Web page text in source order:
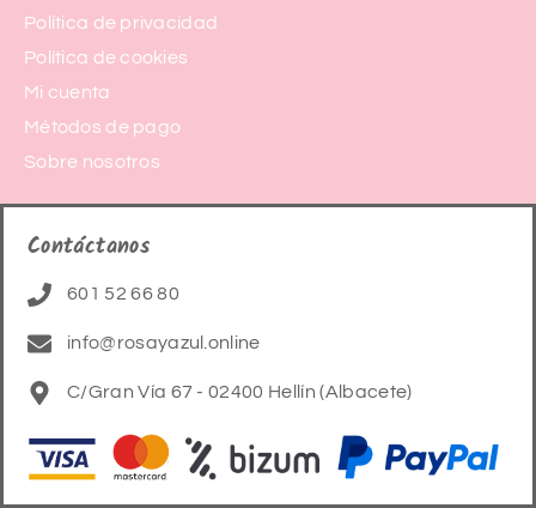
Política de privacidad
Política de cookies
Mi cuenta
Métodos de pago
Sobre nosotros
Contáctanos
601 52 66 80
info@rosayazul.online
C/Gran Vía 67 - 02400 Hellín (Albacete)